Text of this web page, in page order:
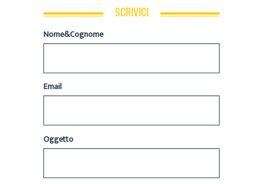
SCRIVICI
Nome&Cognome
Email
Oggetto